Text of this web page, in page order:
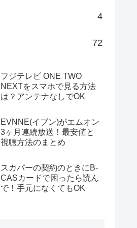
4
72
フジテレビ ONE TWO
NEXTをスマホで見る方法
は？アンテナなしでOK
EVNNE(イブン)がエムオン
3ヶ月連続放送！最安値と
視聴方法のまとめ
スカパーの契約のときにB-
CASカードで困ったら読ん
で！手元になくてもOK